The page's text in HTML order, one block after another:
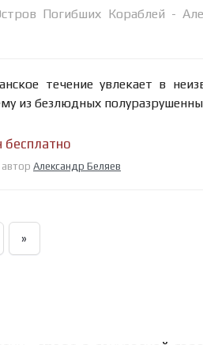
Погибших Кораблей -
течение увлекает в
из безлюдных
Александр Беляев
»